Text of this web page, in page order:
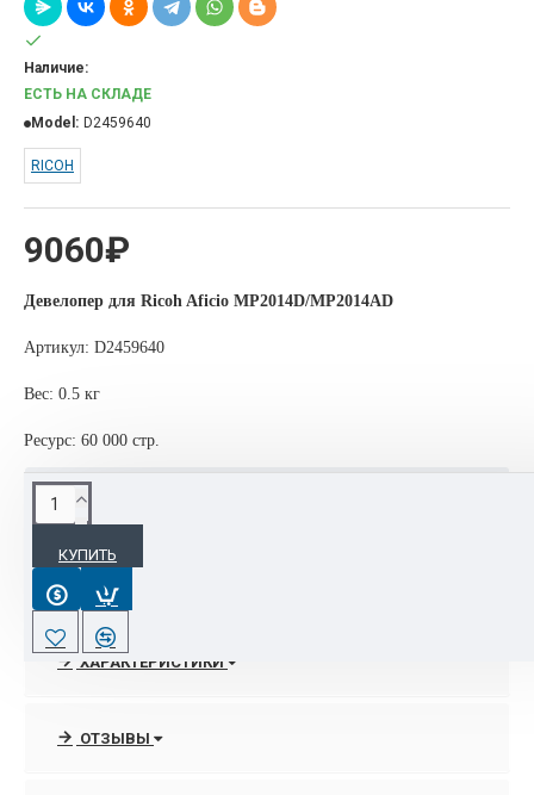
9060₽
Наличие:
ЕСТЬ НА СКЛАДЕ
Model: D2459640
RICOH
Девелопер для Ricoh Aficio MP2014D/МР2014AD
Артикул: D2459640
Вес: 0.5 кг
Ресурс: 60 000 стр.
КУПИТЬ
ОПИСАНИЕ
Картриджи, девелоперы, тонеры, фотобарабаны, блоки
проявки Ricoh используются повсеместно благодаря
доступности, качеству и надёжности.
А развитие новых технологий в сфере структуры и
расходников Ricoh. 90% оргтехники, расходных материалов и
ХАРАКТЕРИСТИКИ
ОТЗЫВЫ